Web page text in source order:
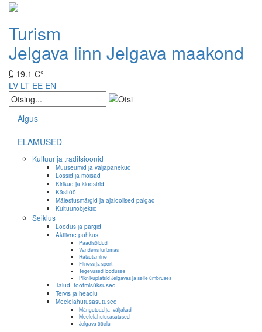
Turism
Jelgava linn Jelgava maakond
19.1 C°
LV LT EE EN
Algus
ELAMUSED
Kultuur ja traditsioonid
Muuseumid ja väljapanekud
Lossid ja mõisad
Kirikud ja kloostrid
Käsitöö
Mälestusmärgid ja ajaloolised paigad
Kultuuriobjektid
Seiklus
Loodus ja pargid
Aktiivne puhkus
Paadisõidud
Vandens turizmas
Ratsutamine
Fitness ja sport
Tegevused looduses
Piknikuplatsid Jelgavas ja selle ümbruses
Talud, tootmisüksused
Tervis ja heaolu
Meelelahutusasutused
Mängutoad ja -väljakud
Meelelahutusasutused
Jelgava ööelu